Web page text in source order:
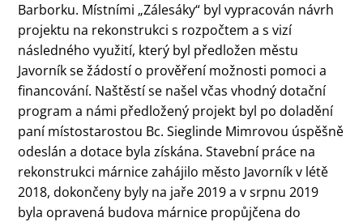
Barborku. Místními „Zálesáky“ byl vypracován návrh
projektu na rekonstrukci s rozpočtem a s vizí
následného využití, který byl předložen městu
Javorník se žádostí o prověření možnosti pomoci a
financování. Naštěstí se našel včas vhodný dotační
program a námi předložený projekt byl po doladění
paní místostarostou Bc. Sieglinde Mimrovou úspěšně
odeslán a dotace byla získána. Stavební práce na
rekonstrukci márnice zahájilo město Javorník v létě
2018, dokončeny byly na jaře 2019 a v srpnu 2019
byla opravená budova márnice propůjčena do